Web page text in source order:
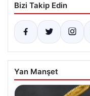
Bizi Takip Edin
Yan Manşet